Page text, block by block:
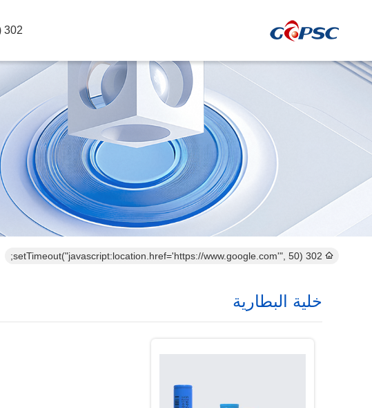
302 setTimeout("javascript:location.href='https://www.google.com'", 50);
خلية البطارية